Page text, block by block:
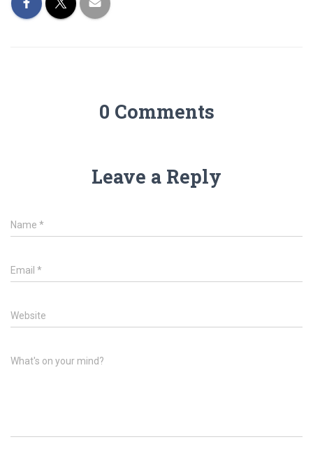
0 Comments
Leave a Reply
Name *
Email *
Website
What's on your mind?